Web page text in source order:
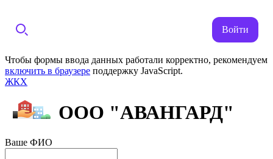
Войти
Чтобы формы ввода данных работали корректно, рекомендуем
включить в браузере поддержку JavaScript.
ЖКХ
ООО "АВАНГАРД"
Ваше ФИО